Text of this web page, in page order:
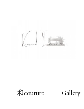
和couture Gallery